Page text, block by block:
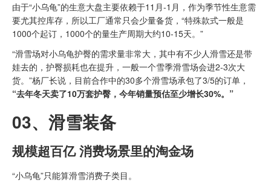
由于“小乌龟”的生意大盘主要依赖于11月-1月，作为季节性生意需
要尤其控库存，所以工厂通常只会少量备货，“特殊款式一般是
1000个起订，1000个的量生产周期大约10-15天。”
“滑雪场对小乌龟护臀的需求量非常大，其中有不少人滑雪还是带
娃去的，护臀损耗也在提升，一般一个雪季滑雪场会进2-3次大
货。”杨厂长说，目前合作中的30多个滑雪场承包了3/5的订单，
“去年冬天卖了10万套护臀，今年销量预估至少增长30%。”
03、 滑雪装备
规模超百亿 消费场景里的淘金场
“小乌龟”只能算滑雪消费子类目。